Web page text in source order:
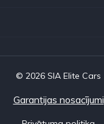
© 2026 SIA Elite Cars
Garantijas nosacījumi